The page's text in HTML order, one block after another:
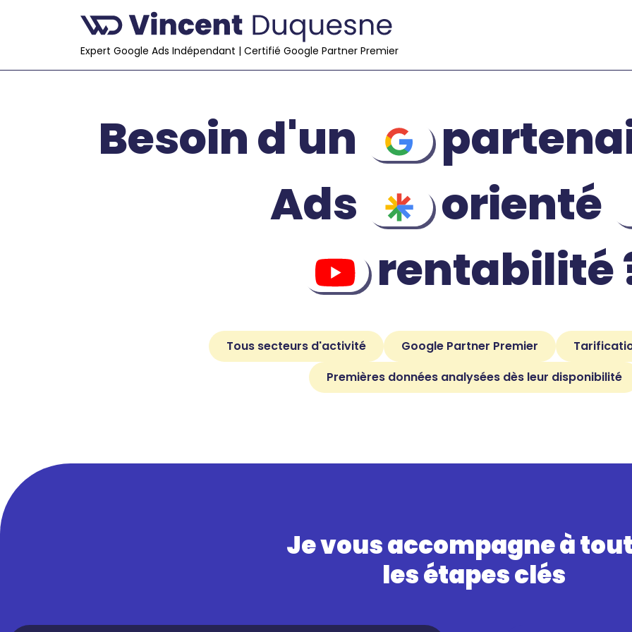
Expert Google Ads Indépendant | Certifié Google Partner Premier
Besoin d'un
Ads
orienté
rentabilité
Tous secteurs d'activité Google Partner Premier
Premières données analysées dès leur disponibilité
Je vous accompagne à
les étapes clés